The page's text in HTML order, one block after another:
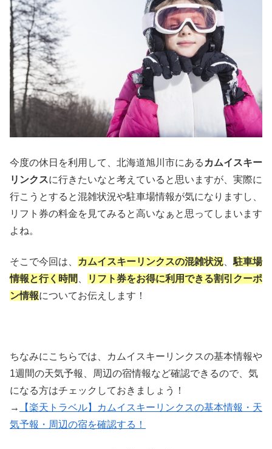
今度の休日を利用して、北海道旭川市にある カムイスキー
リンクスに行きたいなと考えていると思いますが、実際に
行こうとすると混雑状況や駐車場情報が気になりますし、
リフト券の料金を見てみると高いなぁと思ってしまいます
よね。
そこで今回は、 カムイスキーリンクスの混雑状況
駐車場
情報と行く時間
リフト券をお得に利用できる割引クーポ
ン情報についてお伝えします！
ちなみにこちらでは、カムイスキーリンクスの基本情報や
1週間の天気予報、周辺の宿情報など確認できるので、気
になる方はチェックしておきましょう！
→
【楽天トラベル】カムイスキーリンクスの基本情報・天
気予報・周辺の宿を確認する！